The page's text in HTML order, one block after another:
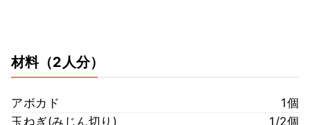
材料（2人分）
アボカド
1個
玉ねぎ(みじん切り)
1/2個